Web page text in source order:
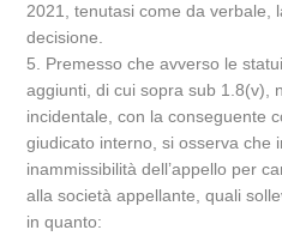
2021, tenutasi come da verbale,
decisione.
5. Premesso che avverso le
aggiunti, di cui sopra sub 1.8(v),
incidentale, con la conseguente
giudicato interno, si osserva che
inammissibilità dell’appello per
alla società appellante, quali
in quanto: